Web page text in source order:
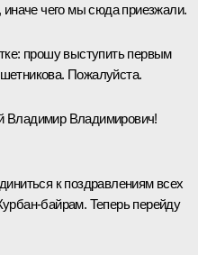
иначе чего мы сюда приезжали.
прошу выступить первым
Пожалуйста.
Владимир Владимирович!
к поздравлениям всех
байрам. Теперь перейду